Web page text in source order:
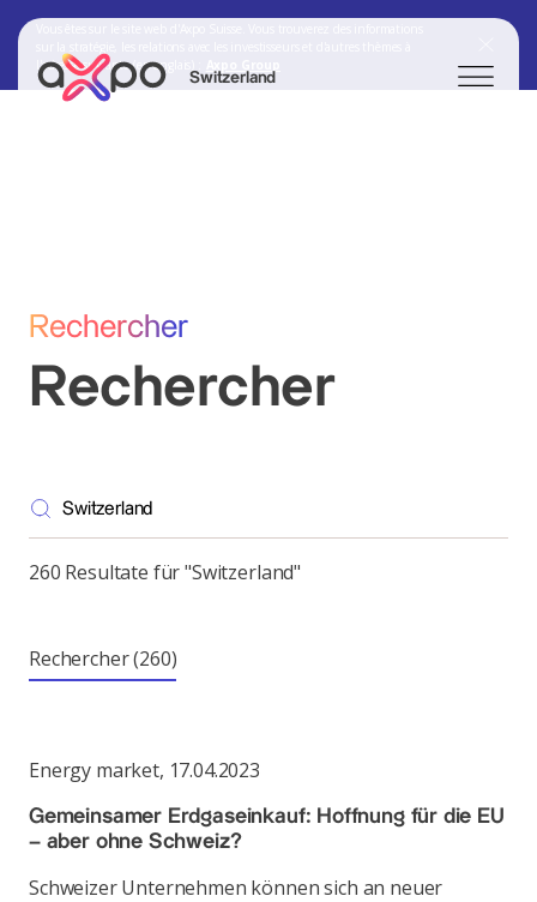
l'adresse suivante (en anglais) :
Switzerland
Rechercher
Rechercher
260 Resultate für "Switzerland"
Rechercher(260)
Energy market, 17.04.2023
Gemeinsamer Erdgaseinkauf: Hoffnung für die EU
– aber ohne Schweiz?
Schweizer Unternehmen können sich an neuer